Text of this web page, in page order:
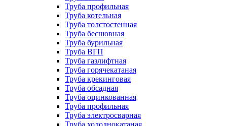
Труба профильная
Труба котельная
Труба толстостенная
Труба бесшовная
Труба бурильная
Труба ВГП
Труба газлифтная
Труба горячекатаная
Труба крекинговая
Труба обсадная
Труба оцинкованная
Труба профильная
Труба электросварная
Труба холоднокатаная